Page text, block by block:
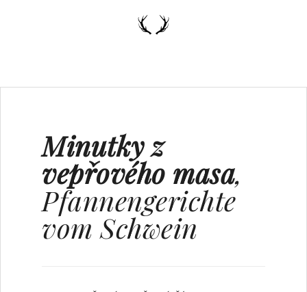
Minutky z
vepřového masa,
Pfannengerichte
vom Schwein